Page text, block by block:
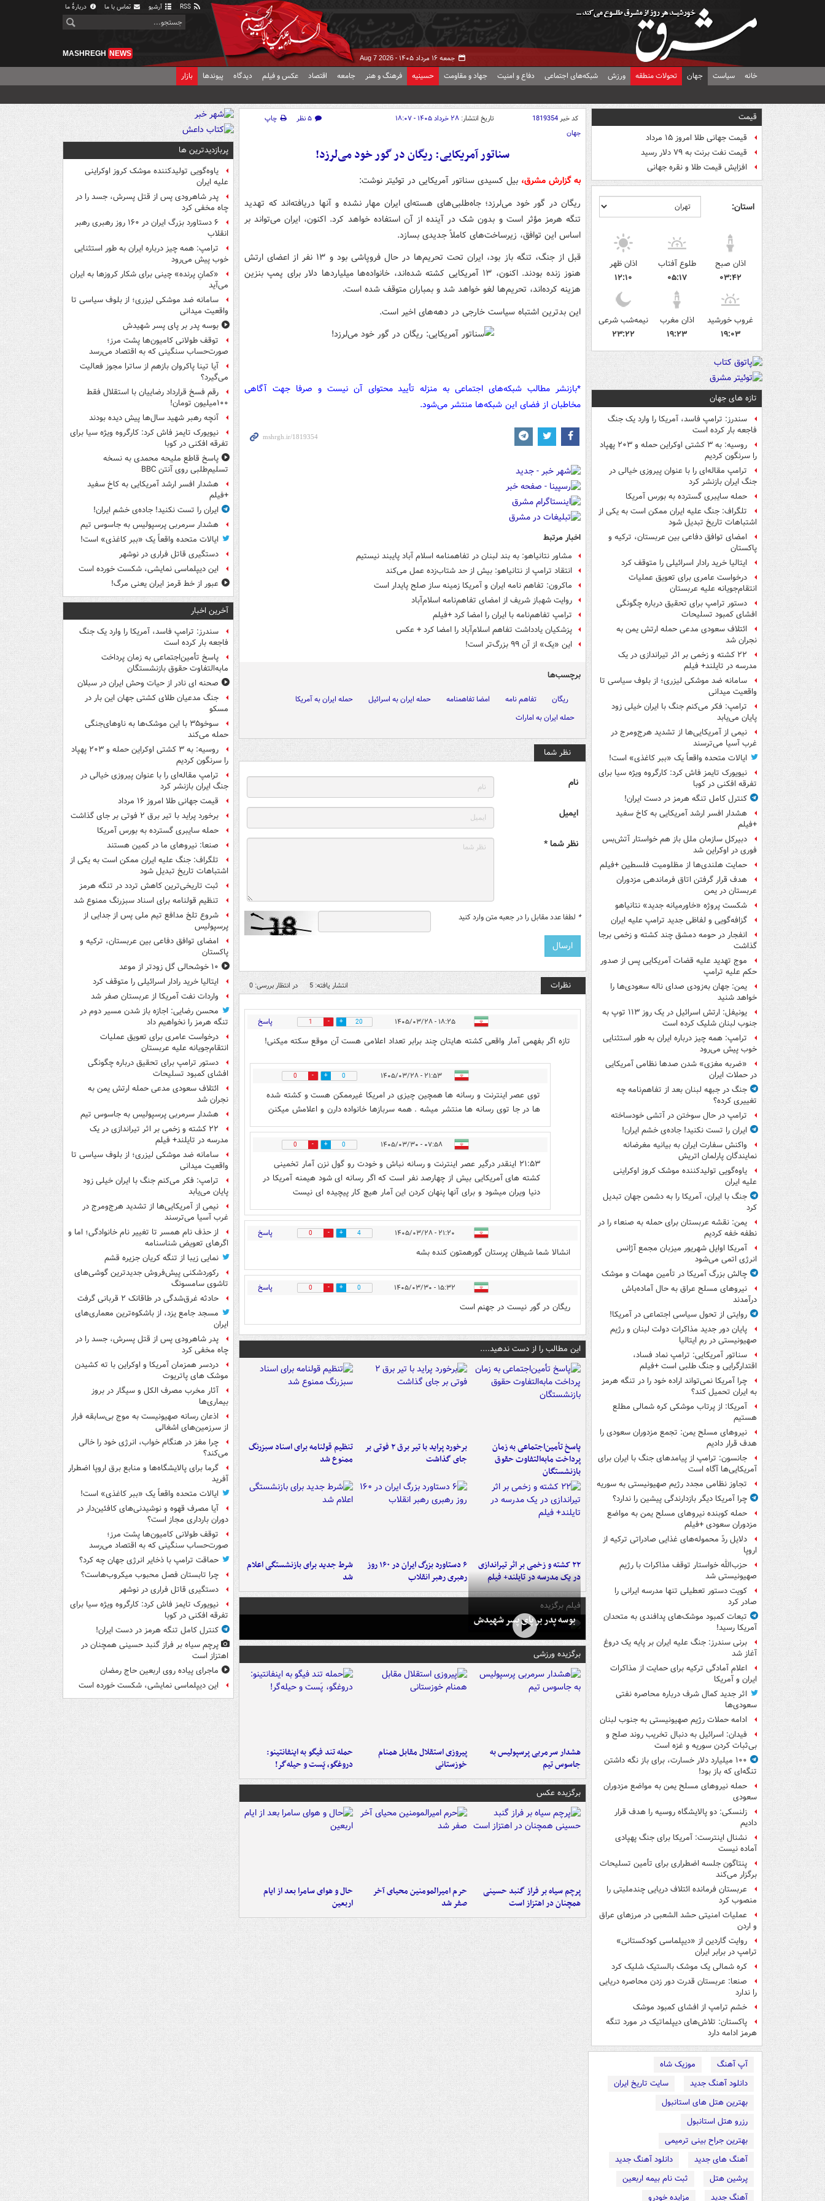
آرشیو تماس با ما دربارهٔ ما
جمعه ۱۶ مرداد ۱۴۰۵ - Aug 7 2026
MASHREGH NEWS
خانه سیاست جهان تحولات منطقه ورزش شبکه‌های اجتماعی دفاع و امنیت جهاد و مقاومت حسینیه فرهنگ و هنر جامعه اقتصاد عکس و فیلم دیدگاه پیوندها بازار
قیمت
قیمت جهانی طلا امروز ۱۵ مرداد
قیمت نفت برنت به ۷۹ دلار رسید
افزایش قیمت طلا و نقره جهانی
استان:
اذان صبح
۰۳:۴۲
طلوع آفتاب
۰۵:۱۷
اذان ظهر
۱۲:۱۰
غروب خورشید
۱۹:۰۳
اذان مغرب
۱۹:۲۳
نیمه‌شب شرعی
۲۳:۲۲
تازه های جهان
سندرز: ترامپ فاسد، آمریکا را وارد یک جنگ
فاجعه بار کرده است
روسیه: به ۳ کشتی اوکراین حمله و ۲۰۳ پهپاد
را سرنگون کردیم
ترامپ مقاله‌ای را با عنوان پیروزی خیالی در
جنگ ایران بازنشر کرد
حمله سایبری گسترده به بورس آمریکا
تلگراف: جنگ علیه ایران ممکن است به یکی از
اشتباهات تاریخ تبدیل شود
امضای توافق دفاعی بین عربستان، ترکیه و
پاکستان
ایتالیا خرید رادار اسرائیلی را متوقف کرد
درخواست عامری برای تعویق عملیات
انتقام‌جویانه علیه عربستان
دستور ترامپ برای تحقیق درباره چگونگی
افشای کمبود تسلیحات
ائتلاف سعودی مدعی حمله ارتش یمن به
نجران شد
۲۲ کشته و زخمی بر اثر تیراندازی در یک
مدرسه در تایلند+ فیلم
سامانه ضد موشکی لیزری؛ از بلوف سیاسی تا
واقعیت میدانی
ترامپ: فکر می‌کنم جنگ با ایران خیلی زود
پایان می‌یابد
نیمی از آمریکایی‌ها از تشدید هرج‌ومرج در
غرب آسیا می‌ترسند
ایالات متحده واقعاً یک «ببر کاغذی» است!
نیویورک تایمز فاش کرد: کارگروه ویژه سیا برای
تفرقه افکنی در کوبا
کنترل کامل تنگه هرمز در دست ایران!
هشدار افسر ارشد آمریکایی به کاخ سفید
+فیلم
دبیرکل سازمان ملل باز هم خواستار آتش‌بس
فوری در اوکراین شد
حمایت هلندی‌ها از مظلومیت فلسطین +فیلم
هدف قرار گرفتن اتاق‌ فرماندهی مزدوران
عربستان در یمن
شکست پروژه «خاورمیانه جدید» نتانیاهو
گزافه‌گویی و لفاظی جدید ترامپ علیه ایران
انفجار در حومه دمشق چند کشته و زخمی برجا
گذاشت
موج تهدید علیه قضات آمریکایی پس از صدور
حکم علیه ترامپ
یمن: جهان به‌زودی صدای ناله سعودی‌ها را
خواهد شنید
یونیفل: ارتش اسرائیل در یک روز ۱۱۳ توپ به
جنوب لبنان شلیک کرده است
ترامپ: همه چیز درباره ایران به طور استثنایی
خوب پیش می‌رود
«ضربه مغزی» شدن صدها نظامی آمریکایی
در حملات ایران
جنگ در جبهه لبنان بعد از تفاهم‌نامه چه
تغییری کرده؟
ترامپ در حال سوختن در آتشی خودساخته
ایران را تست نکنید! جاده‌ی خشم ایران!
واکنش سفارت ایران به بیانیه مغرضانه
نمایندگان پارلمان اتریش
یاوه‌گویی تولیدکننده موشک کروز اوکراینی
علیه ایران
جنگ با ایران، آمریکا را به دشمن جهان تبدیل
کرد
یمن: نقشه عربستان برای حمله به صنعاء را در
نطفه خفه کردیم
آمریکا اوایل شهریور میزبان مجمع آژانس
انرژی اتمی می‌شود
چالش بزرگ آمریکا در تأمین مهمات و موشک
نیروهای مسلح عراق به حال آماده‌باش
درآمدند
روایتی از تحول سیاسی اجتماعی در آمریکا!
پایان دور جدید مذاکرات دولت لبنان و رژیم
صهیونیستی در رم ایتالیا
سناتور آمریکایی: ترامپ نماد فساد،
اقتدارگرایی و جنگ طلبی است +فیلم
چرا آمریکا نمی‌تواند اراده خود را در تنگه هرمز
به ایران تحمیل کند؟
آمریکا: از پرتاب موشکی کره شمالی مطلع
هستیم
نیروهای مسلح یمن: تجمع مزدوران سعودی را
هدف قرار دادیم
جانسون: ترامپ از پیامدهای جنگ با ایران برای
آمریکایی‌ها آگاه است
تجاوز نظامی مجدد رژیم صهیونیستی به سوریه
چرا آمریکا دیگر بازدارندگی پیشین را ندارد؟
حمله کوبنده نیروهای مسلح یمن به مواضع
مزدوران سعودی +فیلم
دلایل ردّ محموله‌های غذایی صادراتی ترکیه از
اروپا
حزب‌الله خواستار توقف مذاکرات با رژیم
صهیونیستی شد
کویت دستور تعطیلی تنها مدرسه ایرانی را
صادر کرد
تبعات کمبود موشک‌های پدافندی به متحدان
آمریکا رسید!
برنی سندرز: جنگ علیه ایران بر پایه یک دروغ
آغاز شد
اعلام آمادگی ترکیه برای حمایت از مذاکرات
ایران و آمریکا
اثر جدید کمال شرف درباره محاصره نفتی
سعودی‌ها
ادامه حملات رژیم صهیونیستی به جنوب لبنان
فیدان: اسرائیل به دنبال تخریب روند صلح و
بی‌ثبات کردن سوریه و غزه است
۱۰۰ میلیارد دلار خسارت، برای باز نگه داشتن
تنگه‌ای که باز بود!
حمله نیروهای مسلح یمن به مواضع مزدوران
سعودی
زلنسکی: دو پالایشگاه روسیه را هدف قرار
دادیم
نشنال اینترست: آمریکا برای جنگ پهپادی
آماده نیست
پنتاگون جلسه اضطراری برای تأمین تسلیحات
برگزار می‌کند
عربستان فرمانده ائتلاف دریایی چندملیتی را
منصوب کرد
عملیات امنیتی حشد الشعبی در مرزهای عراق
و اردن
روایت گاردین از «دیپلماسی کودکستانی»
ترامپ در برابر ایران
کره شمالی یک موشک بالستیک شلیک کرد
صنعا: عربستان قدرت دور زدن محاصره دریایی
را ندارد
خشم ترامپ از افشای کمبود موشک
پاکستان: تلاش‌های دیپلماتیک در مورد تنگه
هرمز ادامه دارد
آپ آهنگ
موزیک شاه
دانلود آهنگ جدید
سایت تاریخ ایران
بهترین هتل های استانبول
رزرو هتل استانبول
بهترین جراح بینی ترمیمی
آهنگ های جدید
دانلود آهنگ جدید
پرشین هتل
ثبت نام بیمه اربعین
آهنگ جدید
مزایده خودرو
کد خبر1819354 تاریخ انتشار: ۲۸ خرداد ۱۴۰۵ - ۱۸:۰۷ ۵ نظر
چاپ
جهان
سناتور آمریکایی: ریگان در گور خود می‌لرزد!
به گزارش مشرق، بیل کسیدی سناتور آمریکایی در توئیتر نوشت:
ریگان در گور خود می‌لرزد؛ جاه‌طلبی‌های هسته‌ای ایران مهار نشده و آنها دریافته‌اند که تهدید
تنگه هرمز مؤثر است و بدون شک در آینده از آن استفاده خواهد کرد. اکنون، ایران می‌تواند بر
اساس این توافق، زیرساخت‌های کاملاً جدیدی بسازد.
قبل از جنگ، تنگه باز بود، ایران تحت تحریم‌ها در حال فروپاشی بود و ۱۳ نفر از اعضای ارتش
هنوز زنده بودند. اکنون، ۱۳ آمریکایی کشته شده‌اند، خانواده‌ها میلیاردها دلار برای پمپ بنزین
هزینه کرده‌اند، تحریم‌ها لغو خواهد شد و بمباران متوقف شده است.
این بدترین اشتباه سیاست خارجی در دهه‌های اخیر است.
*بازنشر مطالب شبکه‌های اجتماعی به منزله تأیید محتوای آن نیست و صرفا جهت آگاهی
مخاطبان از فضای این شبکه‌ها منتشر می‌شود.
اخبار مرتبط
مشاور نتانیاهو: به بند لبنان در تفاهمنامه اسلام آباد پایبند نیستیم
انتقاد ترامپ از نتانیاهو: بیش از حد شتاب‌زده عمل می‌کند
ماکرون: تفاهم نامه ایران و آمریکا زمینه ساز صلح پایدار است
روایت شهباز شریف از امضای تفاهم‌نامه اسلام‌آباد
ترامپ تفاهم‌نامه با ایران را امضا کرد +فیلم
پزشکیان یادداشت تفاهم اسلام‌آباد را امضا کرد + عکس
این «یک» از آن ۹۹ بزرگ‌تر است!
برچسب‌ها
ریگان تفاهم نامه امضا تفاهمنامه حمله ایران به اسرائیل
حمله ایران به آمریکا
حمله ایران به امارات
نظر شما
نام
ایمیل
نظر شما *
* لطفا عدد مقابل را در جعبه متن وارد کنید
نظرات انتشار یافته: 5 در انتظار بررسی: 0
۱۸:۲۵ - ۱۴۰۵/۰۳/۲۸ 20
1 پاسخ
تازه اگر بفهمی آمار واقعی کشته هایتان چند برابر تعداد اعلامی هست آن موقع سکته میکنی!
۲۱:۵۳ - ۱۴۰۵/۰۳/۲۸ 0
0
توی عصر اینترنت و رسانه ها همچین چیزی در امریکا غیرممکن هست و کشته شده
ها در جا توی رسانه ها منتشر میشه . همه سربازها خانواده دارن و اعلامش میکنن
۰۷:۵۸ - ۱۴۰۵/۰۳/۳۰ 0
0
۲۱:۵۳ اینقدر درگیر عصر اینترنت و رسانه نباش و خودت رو گول نزن آمار تخمینی
کشته های آمریکایی بیش از چهارصد نفر است که اگر رسانه ای شود هیمنه آمریکا در
دنیا ویران میشود و برای آنها پنهان کردن این آمار هیچ کار پیچیده ای نیست
۲۱:۲۰ - ۱۴۰۵/۰۳/۲۸ 4
0 پاسخ
انشالا شما شیطان پرستان گورهمتون کنده بشه
۱۵:۳۲ - ۱۴۰۵/۰۳/۳۰ 0
0 پاسخ
ریگان در گور نیست در جهنم است
این مطالب را از دست ندهید....
پاسخ تأمین‌اجتماعی به زمان
پرداخت مابه‌التفاوت حقوق
بازنشستگان
برخورد پراید با تیر برق ۲ فوتی بر
جای گذاشت
تنظیم قولنامه برای اسناد سبزرنگ
ممنوع شد
۲۲ کشته و زخمی بر اثر تیراندازی
در یک مدرسه در تایلند+ فیلم
۶ دستاورد بزرگ ایران در ۱۶۰ روز
رهبری رهبر انقلاب
شرط جدید برای بازنشستگی اعلام
شد
فیلم برگزیده
بوسه‌ پدر بر پای پسر شهیدش
برگزیده ورزشی
هشدار سرمربی پرسپولیس به
جاسوس تیم
پیروزی استقلال مقابل همنام
خوزستانی
حمله تند فیگو به اینفانتینو:
دروغگو، پَست‌ و حیله‌گر!
برگزیده عکس
پرچم سیاه بر فراز گنبد حسینی
همچنان در اهتزاز است
حرم امیرالمومنین محیای آخر
صفر شد
حال و هوای سامرا بعد از ایام
اربعین
پربازدیدترین ها
یاوه‌گویی تولیدکننده موشک کروز اوکراینی
علیه ایران
پدر شاهرودی پس از قتل پسرش، جسد را در
چاه مخفی کرد
۶ دستاورد بزرگ ایران در ۱۶۰ روز رهبری رهبر
انقلاب
ترامپ: همه چیز درباره ایران به طور استثنایی
خوب پیش می‌رود
«کمانِ پرنده» چینی برای شکار کروزها به ایران
می‌آید
سامانه ضد موشکی لیزری؛ از بلوف سیاسی تا
واقعیت میدانی
بوسه‌ پدر بر پای پسر شهیدش
توقف طولانی کامیون‌ها پشت مرز؛
صورت‌حساب سنگینی که به اقتصاد می‌رسد
آیا تینا پاکروان بازهم از ساترا مجوز فعالیت
می‌گیرد؟
رقم فسخ قرارداد رضاییان با استقلال فقط
۱۰۰میلیون تومان!
آنچه رهبر شهید سال‌ها پیش دیده بودند
نیویورک تایمز فاش کرد: کارگروه ویژه سیا برای
تفرقه افکنی در کوبا
پاسخ قاطع ملیحه محمدی به نسخه
تسلیم‌طلبی روی آنتن BBC
هشدار افسر ارشد آمریکایی به کاخ سفید
+فیلم
ایران را تست نکنید! جاده‌ی خشم ایران!
هشدار سرمربی پرسپولیس به جاسوس تیم
ایالات متحده واقعاً یک «ببر کاغذی» است!
دستگیری قاتل فراری در نوشهر
این دیپلماسی نمایشی، شکست خورده است
عبور از خط قرمز ایران یعنی مرگ!
آخرین اخبار
سندرز: ترامپ فاسد، آمریکا را وارد یک جنگ
فاجعه بار کرده است
پاسخ تأمین‌اجتماعی به زمان پرداخت
مابه‌التفاوت حقوق بازنشستگان
صحنه ای نادر از حیات وحش ایران در سبلان
جنگ مدعیان طلای کشتی جهان این بار در
مسکو
سوخو۳۵ با این موشک‌ها به ناوهای‌جنگی
حمله می‌کند
روسیه: به ۳ کشتی اوکراین حمله و ۲۰۳ پهپاد
را سرنگون کردیم
ترامپ مقاله‌ای را با عنوان پیروزی خیالی در
جنگ ایران بازنشر کرد
قیمت جهانی طلا امروز ۱۶ مرداد
برخورد پراید با تیر برق ۲ فوتی بر جای گذاشت
حمله سایبری گسترده به بورس آمریکا
صنعا: نیروهای ما در کمین‌ هستند
تلگراف: جنگ علیه ایران ممکن است به یکی از
اشتباهات تاریخ تبدیل شود
ثبت تاریخی‌ترین کاهش تردد در تنگه هرمز
تنظیم قولنامه برای اسناد سبزرنگ ممنوع شد
شروع تلخ مدافع تیم ملی پس از جدایی از
پرسپولیس
امضای توافق دفاعی بین عربستان، ترکیه و
پاکستان
۱۰ خوشحالی گل زودتر از موعد
ایتالیا خرید رادار اسرائیلی را متوقف کرد
واردات نفت آمریکا از عربستان صفر شد
محسن رضایی: اجازه باز شدن مسیر دوم در
تنگه هرمز را نخواهیم داد
درخواست عامری برای تعویق عملیات
انتقام‌جویانه علیه عربستان
دستور ترامپ برای تحقیق درباره چگونگی
افشای کمبود تسلیحات
ائتلاف سعودی مدعی حمله ارتش یمن به
نجران شد
هشدار سرمربی پرسپولیس به جاسوس تیم
۲۲ کشته و زخمی بر اثر تیراندازی در یک
مدرسه در تایلند+ فیلم
سامانه ضد موشکی لیزری؛ از بلوف سیاسی تا
واقعیت میدانی
ترامپ: فکر می‌کنم جنگ با ایران خیلی زود
پایان می‌یابد
نیمی از آمریکایی‌ها از تشدید هرج‌ومرج در
غرب آسیا می‌ترسند
از حذف نام همسر تا تغییر نام خانوادگی؛ اما و
اگرهای تعویض شناسنامه
نمایی زیبا از تنگه کریان جزیره قشم
رکوردشکنی پیش‌فروش جدیدترین گوشی‌های
تاشوی سامسونگ
حادثه غرق‌شدگی در طاقانک ۲ قربانی گرفت
مسجد جامع یزد، از باشکوه‌ترین معماری‌های
ایران
پدر شاهرودی پس از قتل پسرش، جسد را در
چاه مخفی کرد
دردسر همزمان آمریکا و اوکراین با ته کشیدن
موشک های پاتریوت
آثار مخرب مصرف الکل و سیگار در بروز
بیماری‌ها
اذعان رسانه صهیونیست به موج بی‌سابقه فرار
از سرزمین‌های اشغالی
چرا مغز در هنگام خواب، انرژی خود را خالی
می‌کند؟
گرما برای پالایشگاه‌ها و منابع برق اروپا اضطرار
آفرید
ایالات متحده واقعاً یک «ببر کاغذی» است!
آیا مصرف قهوه و نوشیدنی‌های کافئین‌دار در
دوران بارداری مجاز است؟
توقف طولانی کامیون‌ها پشت مرز؛
صورت‌حساب سنگینی که به اقتصاد می‌رسد
حماقت ترامپ با ذخایر انرژی جهان چه کرد؟
چرا تابستان فصل محبوب میکروب‌هاست؟
دستگیری قاتل فراری در نوشهر
نیویورک تایمز فاش کرد: کارگروه ویژه سیا برای
تفرقه افکنی در کوبا
کنترل کامل تنگه هرمز در دست ایران!
پرچم سیاه بر فراز گنبد حسینی همچنان در
اهتزاز است
ماجرای پیاده روی اربعین حاج رمضان
این دیپلماسی نمایشی، شکست خورده است